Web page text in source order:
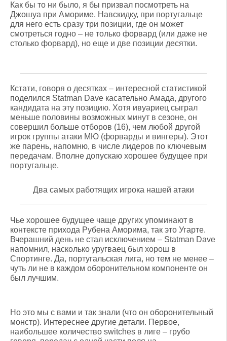
Как бы то ни было, я бы призвал посмотреть на
Джошуа при Амориме. Навскидку, при португальце
для него есть сразу три позиции, где он может
смотреться годно – не только форвард (или даже не
столько форвард), но еще и две позиции десятки.
Кстати, говоря о десятках – интересной статистикой
поделился Statman Dave касательно Амада, другого
кандидата на эту позицию. Хотя ивуариец сыграл
меньше половины возможных минут в сезоне, он
совершил больше отборов (16), чем любой другой
игрок группы атаки МЮ (форварды и вингеры). Этот
же парень, напомню, в числе лидеров по ключевым
передачам. Вполне допускаю хорошее будущее при
португальце.
Два самых работящих игрока нашей атаки
Чье хорошее будущее чаще других упоминают в
контексте прихода Рубена Аморима, так это Угарте.
Вчерашний день не стал исключением – Statman Dave
напомнил, насколько уругваец был хорош в
Спортинге. Да, португальская лига, но тем не менее –
чуть ли не в каждом оборонительном компоненте он
был лучшим.
Но это мы с вами и так знали (что он оборонительный
монстр). Интереснее другие детали. Первое,
наибольшее количество switches в лиге – грубо